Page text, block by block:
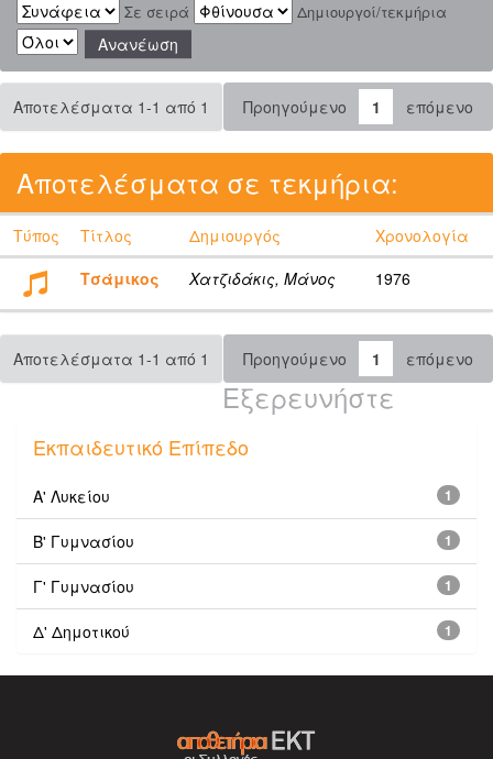
Σε σειρά
Δημιουργοί/τεκμήρια
Αποτελέσματα 1-1 από 1 Προηγούμενο 1 επόμενο
Αποτελέσματα σε τεκμήρια:
Τύπος Τίτλος Δημιουργός
Χρονολογία
Τσάμικος
Χατζιδάκις, Μάνος 1976
Αποτελέσματα 1-1 από 1 Προηγούμενο 1 επόμενο
Εξερευνήστε
Εκπαιδευτικό Επίπεδο
1
Α' Λυκείου
1
Β' Γυμνασίου
1
Γ' Γυμνασίου
1
Δ' Δημοτικού